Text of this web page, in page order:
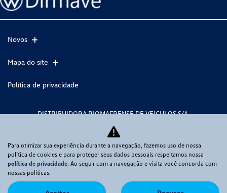
Novos
Mapa do site
Política de privacidade
DISTRIBUIDORA RIOMAFRENSE DE VEICULOS S/A
CNPJ: 85.131.704/0001-56
No trânsito, enxergar o outro salva vidas.
Para otimizar sua experiência durante a navegação, fazemos uso de nossa
política de cookies e para proteger seus dados pessoais respeitamos nossa
política de privacidade. Ao seguir com a navegação e visita você concorda com
nossas políticas.